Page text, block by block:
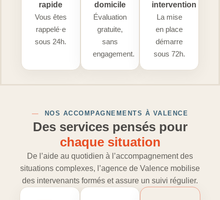
rapide
Vous êtes
rappelé·e
sous 24h.
domicile
Évaluation
gratuite,
sans
engagement.
intervention
La mise
en place
démarre
sous 72h.
— NOS ACCOMPAGNEMENTS À VALENCE
Des services pensés pour
chaque situation
De l’aide au quotidien à l’accompagnement des
situations complexes, l’agence de Valence mobilise
des intervenants formés et assure un suivi régulier.